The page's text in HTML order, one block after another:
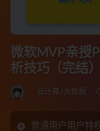
微软MVP亲授
析技巧（完结）
云计算/大数据
普通用户用户特